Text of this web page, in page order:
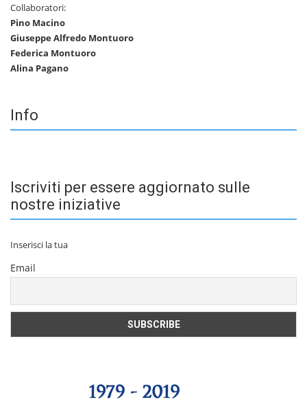
Collaboratori:
Pino Macino
Giuseppe Alfredo Montuoro
Federica Montuoro
Alina Pagano
Info
Iscriviti per essere aggiornato sulle
nostre iniziative
Inserisci la tua
Email